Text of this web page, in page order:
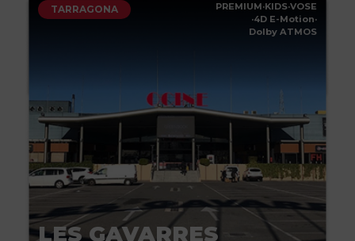
TARRAGONA PREMIUM·KIDS·VOSE
·4D E-Motion·
Dolby ATMOS
LES GAVARRES